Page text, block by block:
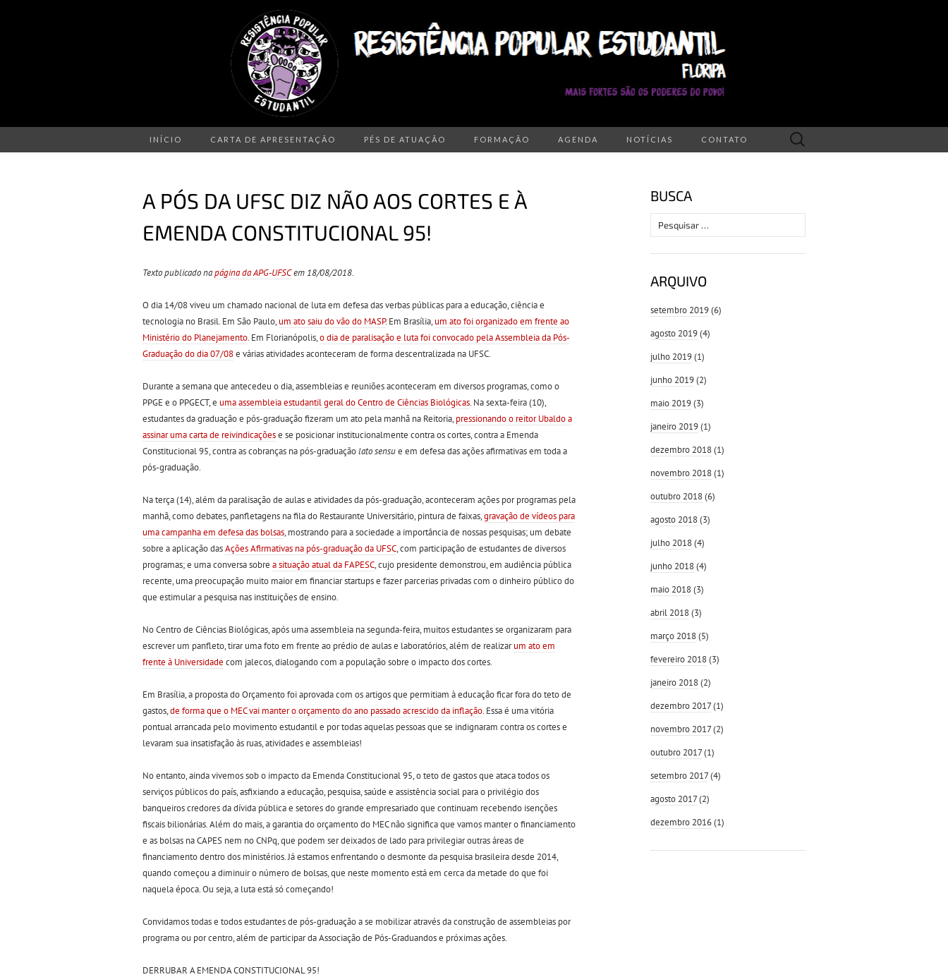
INÍCIO CARTA DE APRESENTAÇÃO PÉS DE ATUAÇÃO FORMAÇÃO AGENDA NOTÍCIAS CONTATO
Pesquisar
por:
A PÓS DA UFSC DIZ NÃO AOS CORTES E À
EMENDA CONSTITUCIONAL 95!
Texto publicado napágina da APG-UFSCem 18/08/2018.
O dia 14/08 viveu um chamado nacional de luta em defesa das verbas públicas para a educação, ciência e
tecnologia no Brasil. Em São Paulo,um ato saiu do vão do MASP. Em Brasília,um ato foi organizado em frente ao
Ministério do Planejamento. Em Florianópolis,o dia de paralisação e luta foi convocado pela Assembleia da Pós-
Graduação do dia 07/08e várias atividades aconteceram de forma descentralizada na UFSC.
Durante a semana que antecedeu o dia, assembleias e reuniões aconteceram em diversos programas, como o
PPGE e o PPGECT, e uma assembleia estudantil geral do Centro de Ciências Biológicas. Na sexta-feira (10),
estudantes da graduação e pós-graduação fizeram um ato pela manhã na Reitoria, pressionando o reitor Ubaldo a
assinar uma carta de reivindicaçõese se posicionar institucionalmente contra os cortes, contra a Emenda
Constitucional 95, contra as cobranças na pós-graduaçãolato sensue em defesa das ações afirmativas em toda a
pós-graduação.
Na terça (14), além da paralisação de aulas e atividades da pós-graduação, aconteceram ações por programas pela
manhã, como debates, panfletagens na fila do Restaurante Universitário, pintura de faixas,gravação de vídeos para
uma campanha em defesa das bolsas, mostrando para a sociedade a importância de nossas pesquisas; um debate
sobre a aplicação dasAções Afirmativas na pós-graduação da UFSC, com participação de estudantes de diversos
programas; e uma conversa sobre a situação atual da FAPESC, cujo presidente demonstrou, em audiência pública
recente, uma preocupação muito maior em financiar startups e fazer parcerias privadas com o dinheiro público do
que estimular a pesquisa nas instituições de ensino.
No Centro de Ciências Biológicas, após uma assembleia na segunda-feira, muitos estudantes se organizaram para
escrever um panfleto, tirar uma foto em frente ao prédio de aulas e laboratórios, além de realizarum ato em
frente à Universidade com jalecos, dialogando com a população sobre o impacto dos cortes.
Em Brasília, a proposta do Orçamento foi aprovada com os artigos que permitiam à educação ficar fora do teto de
gastos,de forma que o MEC vai manter o orçamento do ano passado acrescido da inflação. Essa é uma vitória
pontual arrancada pelo movimento estudantil e por todas aquelas pessoas que se indignaram contra os cortes e
levaram sua insatisfação às ruas, atividades e assembleias!
No entanto, ainda vivemos sob o impacto da Emenda Constitucional 95, o teto de gastos que ataca todos os
serviços públicos do país, asfixiando a educação, pesquisa, saúde e assistência social para o privilégio dos
banqueiros credores da dívida pública e setores do grande empresariado que continuam recebendo isenções
fiscais bilionárias. Além do mais, a garantia do orçamento do MEC não significa que vamos manter o financiamento
e as bolsas na CAPES nem no CNPq, que podem ser deixados de lado para privilegiar outras áreas de
financiamento dentro dos ministérios. Já estamos enfrentando o desmonte da pesquisa brasileira desde 2014,
quando começou a diminuir o número de bolsas, que neste momento está em cerca da metade do que foi
naquela época. Ou seja, a luta está só começando!
Convidamos todas e todos estudantes de pós-graduação a se mobilizar através da construção de assembleias por
programa ou por centro, além de participar da Associação de Pós-Graduandos e próximas ações.
DERRUBAR A EMENDA CONSTITUCIONAL 95!
BUSCA
Pesquisar
por:
ARQUIVO
setembro 2019(6)
agosto 2019(4)
julho 2019(1)
junho 2019(2)
maio 2019(3)
janeiro 2019(1)
dezembro 2018(1)
novembro 2018(1)
outubro 2018(6)
agosto 2018(3)
julho 2018(4)
junho 2018(4)
maio 2018(3)
abril 2018(3)
março 2018(5)
fevereiro 2018(3)
janeiro 2018(2)
dezembro 2017(1)
novembro 2017(2)
outubro 2017(1)
setembro 2017(4)
agosto 2017(2)
dezembro 2016(1)